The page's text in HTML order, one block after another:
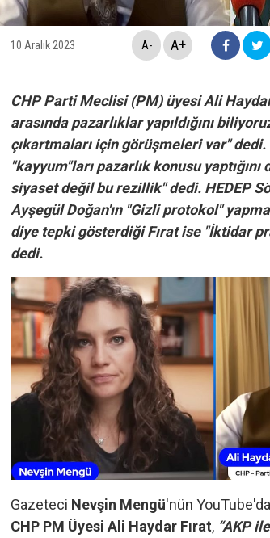
10 Aralık 2023 A- A+
CHP Parti Meclisi (PM) üyesi Ali
arasında pazarlıklar yapıldığını
çıkartmaları için görüşmeleri var" dedi.
"kayyum"ları pazarlık konusu yaptığını
siyaset değil bu rezillik" dedi. HEDEP
Ayşegül Doğan'ın "Gizli protokol"
diye tepki gösterdiği Fırat ise "İktidar
dedi.
Gazeteci Nevşin Mengü'nün
CHP PM Üyesi Ali Haydar Fırat, “AKP